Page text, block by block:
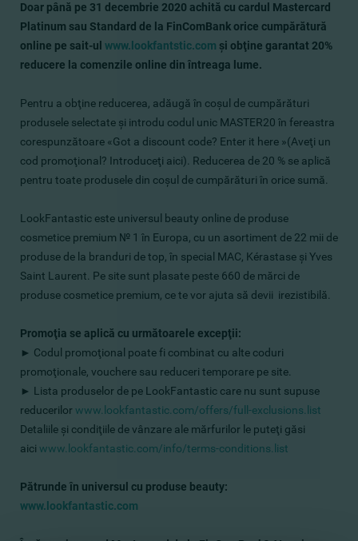
Doar până pe 31 decembrie 2020 achită cu cardul Mastercard
Platinum sau Standard de la FinComBank orice cumpărătură
online pe sait-ul www.lookfantstic.com şi obţine garantat 20%
reducere la comenzile online din întreaga lume.
Pentru a obţine reducerea, adăugă în coşul de cumpărături
produsele selectate şi introdu codul unic MASTER20 în fereastra
corespunzătoare «Got a discount code? Enter it here »(Aveţi un
cod promoţional? Introduceţi aici). Reducerea de 20 % se aplică
pentru toate produsele din coşul de cumpărături în orice sumă.
LookFantastic este universul beauty online de produse
cosmetice premium № 1 în Europa, cu un asortiment de 22 mii de
produse de la branduri de top, în special MAC, Kérastase şi Yves
Saint Laurent. Pe site sunt plasate peste 660 de mărci de
produse cosmetice premium, ce te vor ajuta să devii irezistibilă.
Promoţia se aplică cu următoarele excepţii:
► Codul promoţional poate fi combinat cu alte coduri
promoţionale, vouchere sau reduceri temporare pe site.
► Lista produselor de pe LookFantastic care nu sunt supuse
reducerilor www.lookfantastic.com/offers/full-exclusions.list
Detaliile şi condiţiile de vânzare ale mărfurilor le puteţi găsi
aici www.lookfantastic.com/info/terms-conditions.list
Pătrunde în universul cu produse beauty:
www.lookfantastic.com